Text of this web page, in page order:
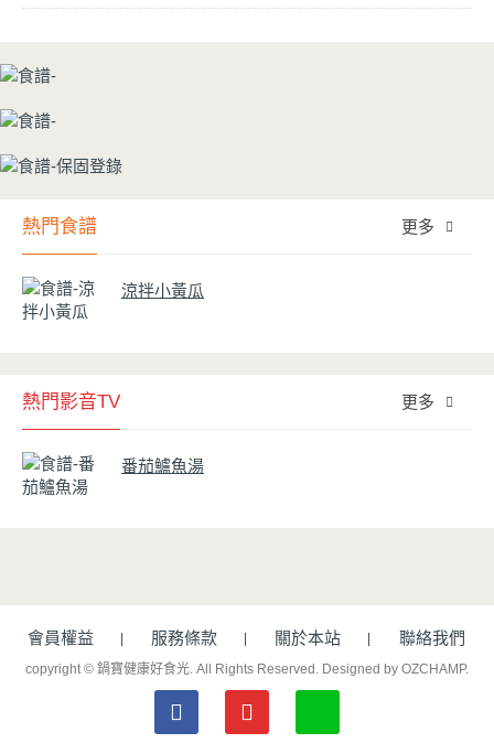
熱門食譜 更多
涼拌小黃瓜
熱門影音TV 更多
番茄鱸魚湯
會員權益 服務條款 關於本站 聯絡我們
copyright © 鍋寶健康好食光. All Rights Reserved. Designed by OZCHAMP.